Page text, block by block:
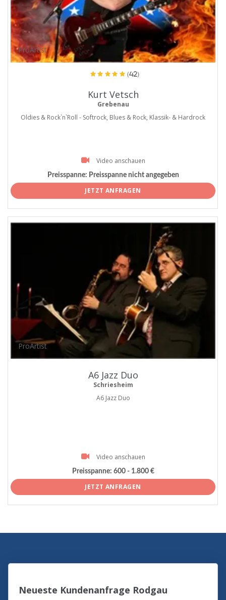
ProArtist
(42)
Kurt Vetsch
Grebenau
Oldies & Rock`n`Roll - Softrock, Blues & Rock, Klassik- & Hardrock
Video anschauen
Preisspanne: Preisspanne nicht angegeben
JETZT ANFRAGEN
ProArtist
A6 Jazz Duo
Schriesheim
A6 Jazz Duo
Video anschauen
Preisspanne: 600 - 1.800 €
JETZT ANFRAGEN
Neueste Kundenanfrage Rodgau